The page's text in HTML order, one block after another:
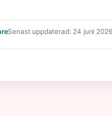
Senast uppdaterad: 24 juni 2026